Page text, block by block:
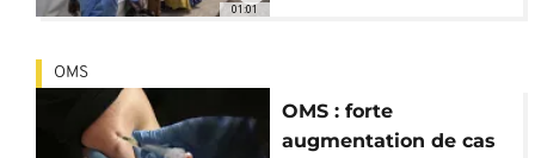
01:01
OMS
OMS : forte
augmentation de cas